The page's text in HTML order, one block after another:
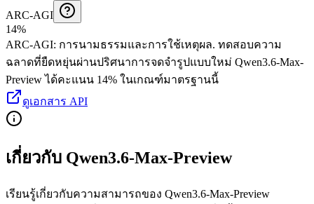
ARC-AGI
14%
ARC-AGI: การนามธรรมและการใช้เหตุผล. ทดสอบความ
ฉลาดที่ยืดหยุ่นผ่านปริศนาการจดจำรูปแบบใหม่ Qwen3.6-Max-
Preview ได้คะแนน 14% ในเกณฑ์มาตรฐานนี้
ดูเอกสาร API
เกี่ยวกับ Qwen3.6-Max-Preview
เรียนรู้เกี่ยวกับความสามารถของ Qwen3.6-Max-Preview